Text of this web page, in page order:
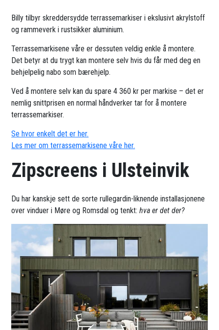
Billy tilbyr skreddersydde terrassemarkiser i ekslusivt akrylstoff
og rammeverk i rustsikker aluminium.
Terrassemarkisene våre er dessuten veldig enkle å montere.
Det betyr at du trygt kan montere selv hvis du får med deg en
behjelpelig nabo som bærehjelp.
Ved å montere selv kan du spare 4 360 kr per markise – det er
nemlig snittprisen en normal håndverker tar for å montere
terrassemarkiser.
Se hvor enkelt det er her.
Les mer om terrassemarkisene våre her.
Zipscreens i Ulsteinvik
Du har kanskje sett de sorte rullegardin-liknende installasjonene
over vinduer i Møre og Romsdal og tenkt:hva er det der?